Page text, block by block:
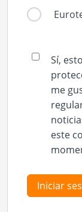
Sí,
me
este